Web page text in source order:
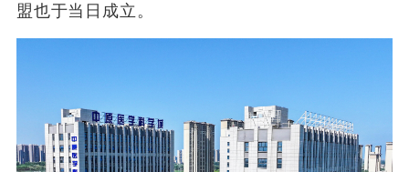
盟也于当日成立。